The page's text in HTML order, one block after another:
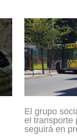
El grupo
el transporte
seguirá en